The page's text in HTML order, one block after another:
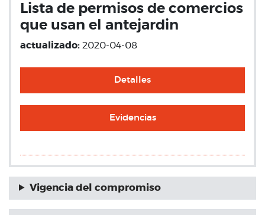
Lista de permisos de comercios
que usan el antejardin
actualizado: 2020-04-08
Detalles
Evidencias
Vigencia del compromiso